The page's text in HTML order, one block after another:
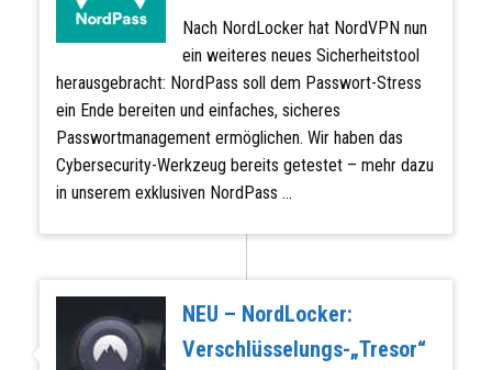
Nach NordLocker hat NordVPN nun
ein weiteres neues Sicherheitstool
herausgebracht: NordPass soll dem Passwort-Stress
ein Ende bereiten und einfaches, sicheres
Passwortmanagement ermöglichen. Wir haben das
Cybersecurity-Werkzeug bereits getestet – mehr dazu
in unserem exklusiven NordPass ...
NEU – NordLocker:
Verschlüsselungs-„Tresor“